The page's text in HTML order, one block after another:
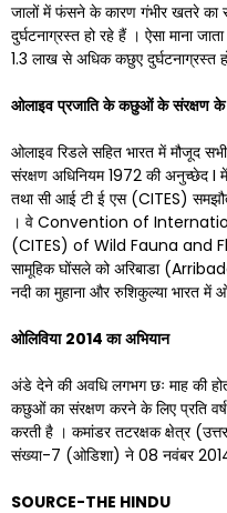
जालों में फंसने के कारण गंभीर खतरे
दुर्घटनाग्रस्त हो रहे हैं । ऐसा माना
1.3 लाख से अधिक कछुए दुर्घटनाग्रस्त
ओलाइव प्रजाति के कछुओं के संरक्षण के
ओलाइव रिडले सहित भारत में मौजूद
संरक्षण अधिनियम 1972 की अनुच्छेद I
तथा सी आई टी ई एस (CITES)
। वे Convention of
(CITES) of Wild Fauna and
सामूहिक घोंसले को अरिबाडा
नदी का मुहाना और रुशिकुल्या भारत
ओलिविया 2014का अभियान
अंडे देने की अवधि लगभग छः माह की
कछुओं का संरक्षण करने के लिए प्रति
करती है । कमांडर तटरक्षक क्षेत्र
संख्या-7 (ओडिशा) ने 08 नवंबर
SOURCE-THE HINDU